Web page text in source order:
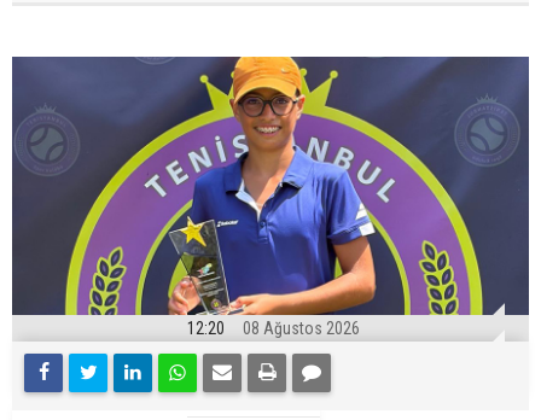
12:20 08 Ağustos 2026